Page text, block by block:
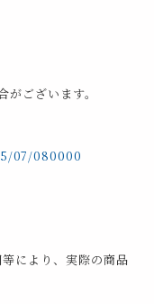
ございます。
07/080000
により、実際の商品